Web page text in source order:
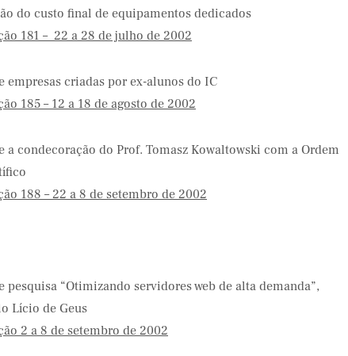
do custo final de equipamentos dedicados
181 – 22 a 28 de julho de 2002
empresas criadas por ex-alunos do IC
185 – 12 a 18 de agosto de 2002
a condecoração do Prof. Tomasz Kowaltowski com a Ordem
188 – 22 a 8 de setembro de 2002
pesquisa “Otimizando servidores web de alta demanda”,
Lício de Geus
2 a 8 de setembro de 2002